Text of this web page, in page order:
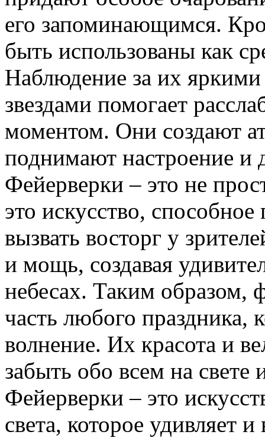
его запоминающимся.
быть использованы как
Наблюдение за их
звездами помогает
моментом. Они создают
поднимают настроение и
Фейерверки – это не
это искусство,
вызвать восторг у
и мощь, создавая
небесах. Таким образом,
часть любого праздника,
волнение. Их красота и
забыть обо всем на
Фейерверки – это
света, которое удивляет